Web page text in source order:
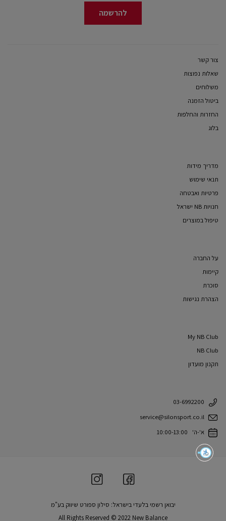
להרשמה
צור קשר
שאלות נפוצות
משלוחים
ביטול הזמנה
החזרות והחלפות
בלוג
מדריך מידות
תנאי שימוש
פרטיות ואבטחה
חנויות NB ישראל
טיפול במוצרים
על החברה
קיימות
סוכרת
הצהרת נגישות
My NB Club
NB Club
תקנון מועדון
03-6992200
service@silonsport.co.il
א'-ה' 10:00-13:00
יבואן רשמי בלעדי בישראל: סילון ספורט שיווק בע"מ
All Rights Reserved © 2022 New Balance